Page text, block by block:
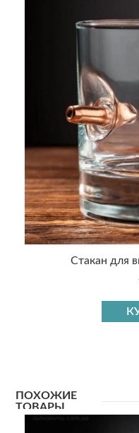
Стакан для
ПОХОЖИЕ
ТОВАРЫ